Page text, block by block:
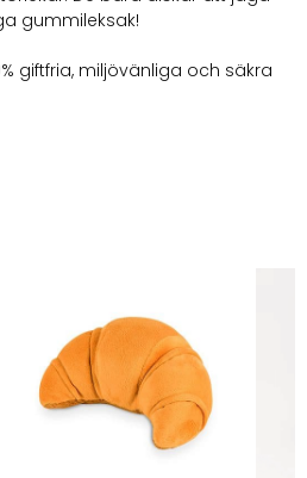
gummileksak!
giftfria, miljövänliga och säkra